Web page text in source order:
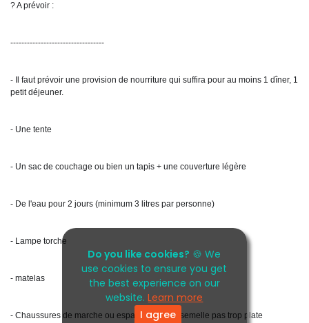
Do you like cookies? 🍪 We
use cookies to ensure you get
the best experience on our
website.Learn more
I agree
? A prévoir :
----------------------------------
- Il faut prévoir une provision de nourriture qui suffira pour au moins 1 dîner, 1
petit déjeuner.
- Une tente
- Un sac de couchage ou bien un tapis + une couverture légère
- De l'eau pour 2 jours (minimum 3 litres par personne)
- Lampe torche
- matelas
- Chaussures de marche ou espadrilles avec semelle pas trop plate